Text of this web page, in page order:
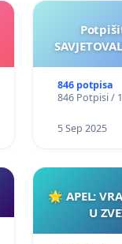
846 potpisa
846 Potpisi /
5 Sep 2025
🌟 APEL:
U